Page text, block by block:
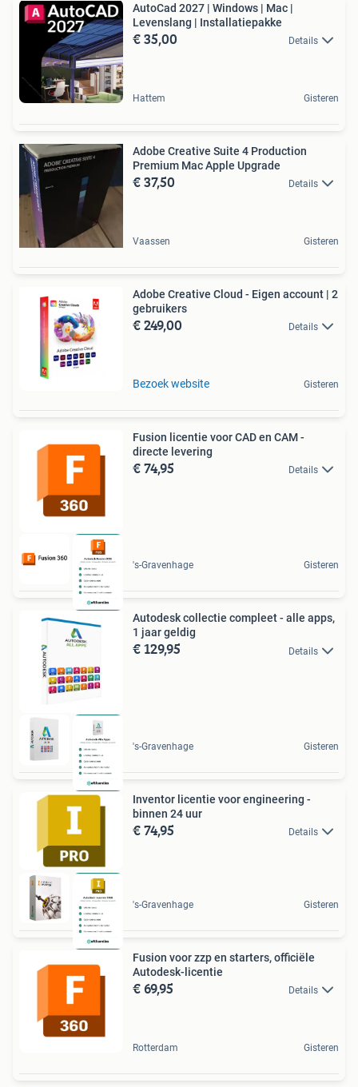
AutoCad 2027 | Windows | Mac |
Levenslang | Installatiepakke
€ 35,00 Details
Hattem Gisteren
Adobe Creative Suite 4 Production
Premium Mac Apple Upgrade
€ 37,50 Details
Vaassen Gisteren
Adobe Creative Cloud - Eigen account | 2
gebruikers
€ 249,00 Details
Bezoek website Gisteren
Fusion licentie voor CAD en CAM -
directe levering
€ 74,95 Details
's-Gravenhage Gisteren
Autodesk collectie compleet - alle apps,
1 jaar geldig
€ 129,95 Details
's-Gravenhage Gisteren
Inventor licentie voor engineering -
binnen 24 uur
€ 74,95 Details
's-Gravenhage Gisteren
Fusion voor zzp en starters, officiële
Autodesk-licentie
€ 69,95 Details
Rotterdam Gisteren